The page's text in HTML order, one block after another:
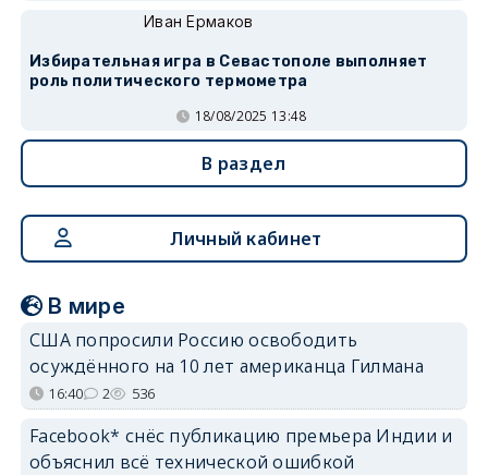
Иван Ермаков
Избирательная игра в Севастополе выполняет
роль политического термометра
18/08/2025 13:48
В раздел
Личный кабинет
В мире
США попросили Россию освободить
осуждённого на 10 лет американца Гилмана
16:40 2 536
Facebook* снёс публикацию премьера Индии и
объяснил всё технической ошибкой